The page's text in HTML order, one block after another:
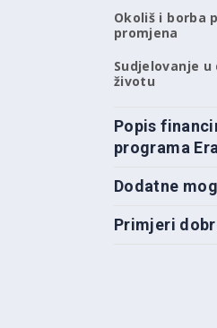
Okoliš i borba
promjena
Sudjelovanje
životu
Popis
programa
Dodatne
Primjeri